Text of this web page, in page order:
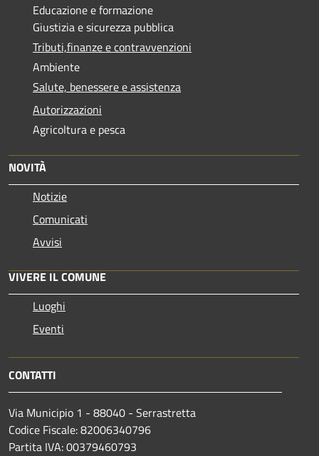
Educazione e formazione
Giustizia e sicurezza pubblica
Tributi,finanze e contravvenzioni
Ambiente
Salute, benessere e assistenza
Autorizzazioni
Agricoltura e pesca
NOVITÀ
Notizie
Comunicati
Avvisi
VIVERE IL COMUNE
Luoghi
Eventi
CONTATTI
Via Municipio 1 - 88040 - Serrastretta
Codice Fiscale: 82006340796
Partita IVA: 00379460793